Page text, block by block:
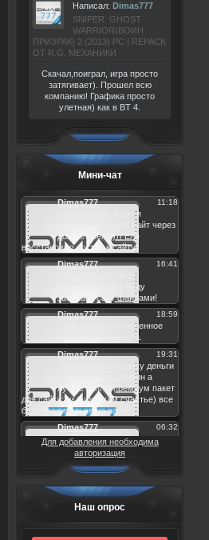
Написал: Dimas777
SNIPER: GHOST
WARRIOR(ВОИН
ПРИЗРАК) 2 (2013) РС | REPACK
ОТ R.G. МЕХАНИКИ
Скачал,поиграл, игра просто
затягивает). Прошел всю
компанию! Графика просто
улетная) как в BT 4.
Мини-чат
Для добавления необходима
авторизация
Наш опрос